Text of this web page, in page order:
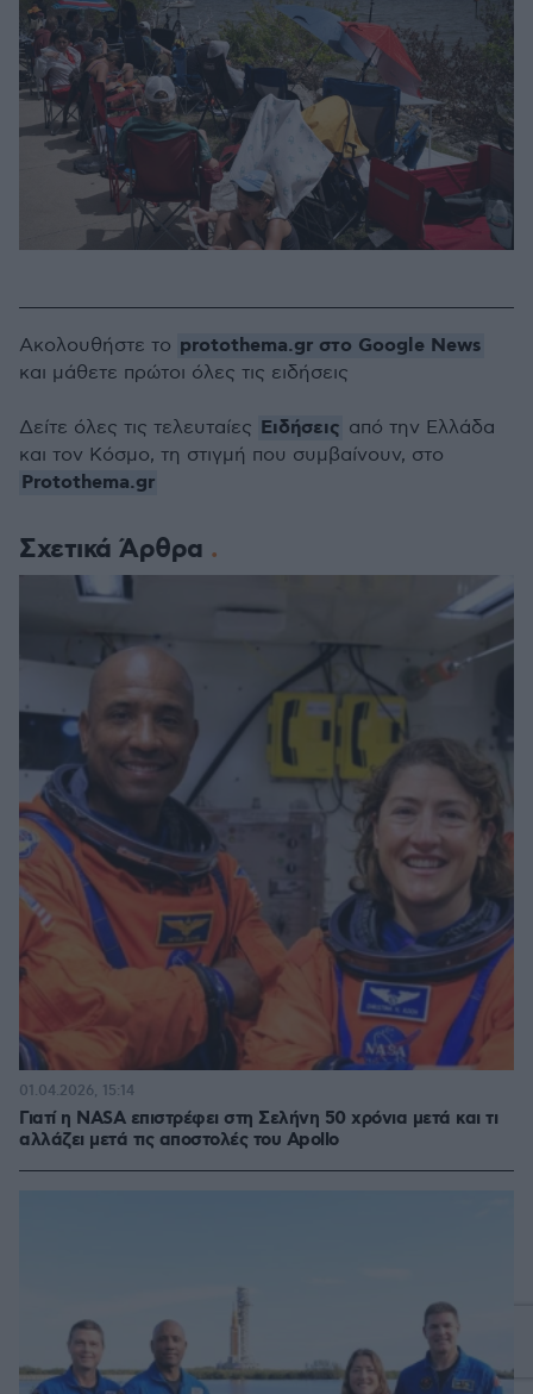
Σχετικά Άρθρα
Γιατί η NASA επιστρέφει στη Σελήνη 50 χρόνια μετά και τι
αλλάζει μετά τις αποστολές του Apollo
01.04.2026, 15:14
Ακολουθήστε το protothema.gr στο Google News
και μάθετε πρώτοι όλες τις ειδήσεις
Δείτε όλες τις τελευταίες Ειδήσεις από την Ελλάδα
και τον Κόσμο, τη στιγμή που συμβαίνουν, στο
Protothema.gr